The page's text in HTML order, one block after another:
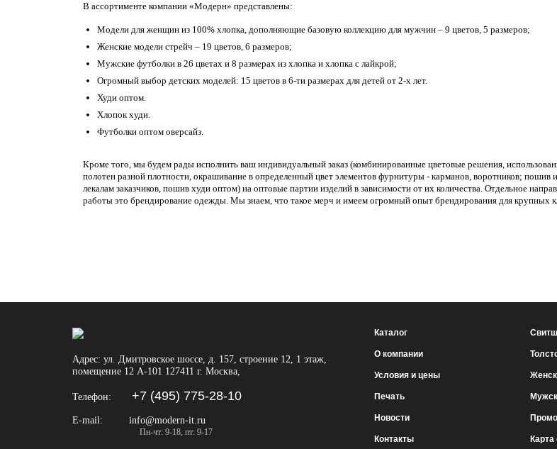
В ассортименте компании «Модерн» представлены:
Модели для женщин из 100% хлопка, дополняющие базовую коллекцию для мужчин – 9 цветов, 5 размеров;
Женские модели стрейч – 19 цветов, 6 размеров;
Мужские футболки в 26 цветах и 8 размерах из хлопка и хлопка с лайкрой;
Огромный выбор детских моделей: 15 цветов в 6-ти размерах для детей от 2-х лет.
Худи оптом.
Хлопок худи.
Футболки оптом оверсайз.
Кроме того, мы будем рады исполнить ваш индивидуальный заказ (комбинированные цветовые решения,
полотен разной плотности, окрашивание в определенный цвет элементов фурнитуры - карманов, воротников; пошив
лекалам заказчиков, пошив худи оптом) на оптовые партии изделий в зависимости от их количества. Отдельное
работы это брендирование одежды. Мы знаем, что такое мерч и имеем огромный опыт брендирования для крупных
Адрес: ул. Дмитровское шоссе, д. 157, строение 12, 1 этаж,
помещение 12 А-101 127411 г. Москва,
Телефон: +7 (495) 775-28-10
E-mail: info@modern-it.ru
Пн-чт: 9-18, пт: 9-17
Каталог
О компании
Условия и цены
Печать
Новости
Контакты Карта